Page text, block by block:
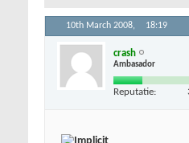
10th March 2008, 18:19
crash
Ambasador
Reputatie: